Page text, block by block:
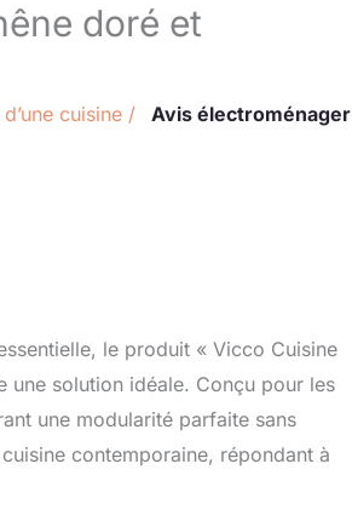
doré et
cuisine /
Avis électroménager
le produit « Vicco Cuisine
une solution idéale. Conçu pour les
une modularité parfaite sans
contemporaine, répondant à